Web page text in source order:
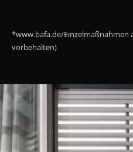
*www.bafa.de/Einzelmaßnahmen
vorbehalten)